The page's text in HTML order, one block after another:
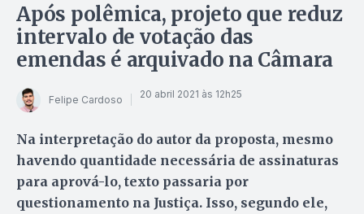
Após polêmica, projeto que reduz
intervalo de votação das
emendas é arquivado na Câmara
Felipe Cardoso 20 abril 2021 às 12h25
Na interpretação do autor da proposta, mesmo
havendo quantidade necessária de assinaturas
para aprová-lo, texto passaria por
questionamento na Justiça. Isso, segundo ele,